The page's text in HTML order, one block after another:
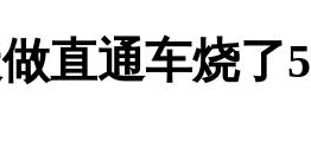
直通车烧了